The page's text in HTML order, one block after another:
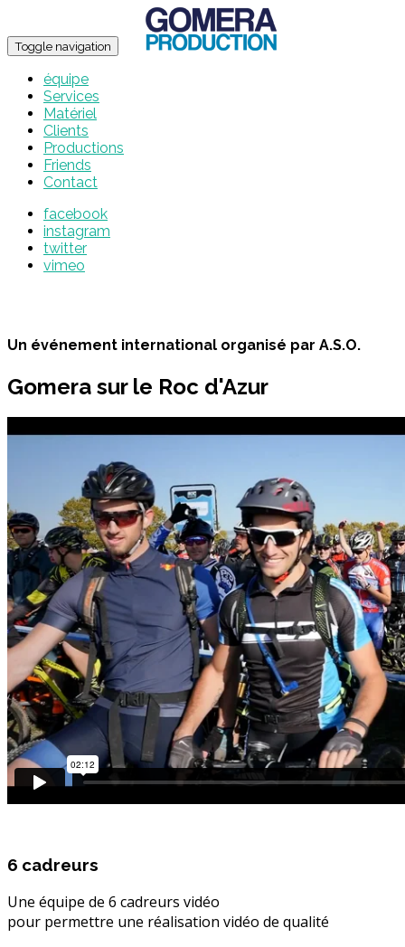
Toggle navigation
équipe
Services
Matériel
Clients
Productions
Friends
Contact
facebook
instagram
twitter
vimeo
Un événement international organisé par A.S.O.
Gomera sur le Roc d'Azur
6 cadreurs
Une équipe de 6 cadreurs vidéo
pour permettre une réalisation vidéo de qualité